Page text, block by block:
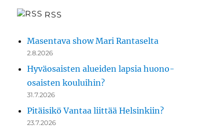
RSS
Masentava show Mari Rantaselta
2.8.2026
Hyväosaisten alueiden lapsia huono-
osaisten kouluihin?
31.7.2026
Pitäisikö Vantaa liittää Helsinkiin?
23.7.2026